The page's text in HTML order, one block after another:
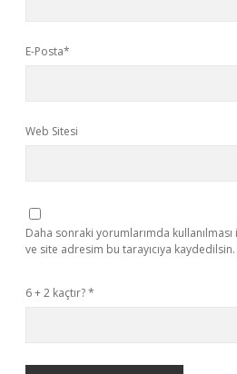
E-Posta*
Web Sitesi
Daha sonraki yorumlarımda
ve site adresim bu tarayıcıya kaydedilsin.
6 + 2 kaçtır?*